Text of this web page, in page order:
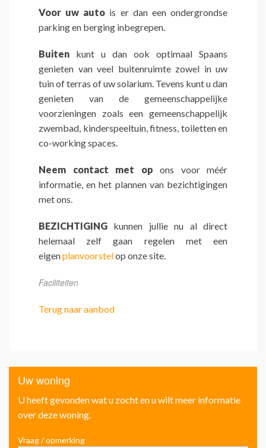
Voor uw auto is er dan een ondergrondse
parking en berging inbegrepen.
Buiten kunt u dan ook optimaal Spaans
genieten van veel buitenruimte zowel in uw
tuin of terras of uw solarium. Tevens kunt u dan
genieten van de gemeenschappelijke
voorzieningen zoals een gemeenschappelijk
zwembad, kinderspeeltuin, fitness, toiletten en
co-working spaces.
Neem contact met op ons voor méér
informatie, en het plannen van bezichtigingen
met ons.
BEZICHTIGING kunnen jullie nu al direct
helemaal zelf gaan regelen met een
eigenplanvoorstelop onze site.
Faciliteiten
Terug naar aanbod
Uw woning
U heeft gevonden wat u zocht en u wilt meer informatie
over deze woning.
Vraag / opmerking